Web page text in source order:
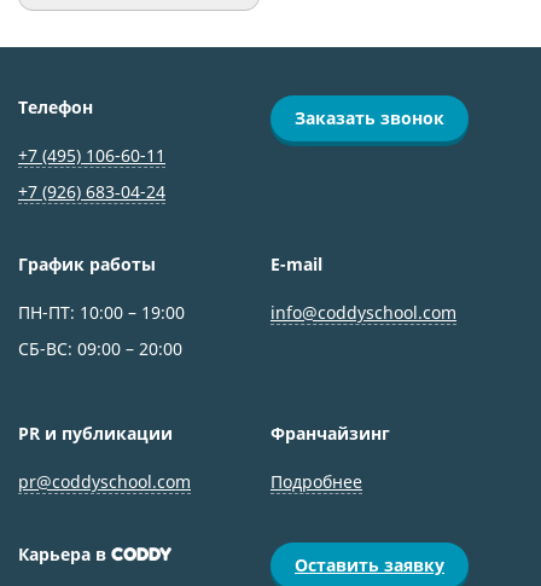
Телефон
+7 (495) 106-60-11
+7 (926) 683‑04-24
Заказать звонок
График работы
ПН-ПТ: 10:00 – 19:00
СБ-ВС: 09:00 – 20:00
E-mail
info@coddyschool.com
PR и публикации
pr@coddyschool.com
Франчайзинг
Подробнее
Карьера в CODDY Оставить заявку